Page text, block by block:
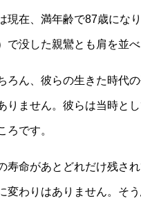
現在、満年齢で87歳にな
で没した親鸞とも肩を並
ろん、彼らの生きた時代
りません。彼らは当時と
ろです。
寿命があとどれだけ残さ
変わりはありません。そ